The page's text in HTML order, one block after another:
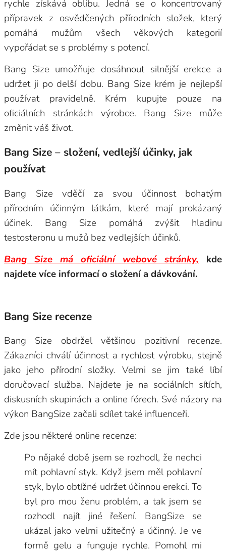
rychle získává oblibu. Jedná se o koncentrovaný
přípravek z osvědčených přírodních složek, který
pomáhá mužům všech věkových kategorií
vypořádat se s problémy s potencí.
Bang Size umožňuje dosáhnout silnější erekce a
udržet ji po delší dobu. Bang Size krém je nejlepší
používat pravidelně. Krém kupujte pouze na
oficiálních stránkách výrobce. Bang Size může
změnit váš život.
Bang Size – složení, vedlejší účinky, jak
používat
Bang Size vděčí za svou účinnost bohatým
přírodním účinným látkám, které mají prokázaný
účinek. Bang Size pomáhá zvýšit hladinu
testosteronu u mužů bez vedlejších účinků.
Bang Size má oficiální webové stránky, kde
najdete více informací o složení a dávkování.
Bang Size recenze
Bang Size obdržel většinou pozitivní recenze.
Zákazníci chválí účinnost a rychlost výrobku, stejně
jako jeho přírodní složky. Velmi se jim také líbí
doručovací služba. Najdete je na sociálních sítích,
diskusních skupinách a online fórech. Své názory na
výkon BangSize začali sdílet také influenceři.
Zde jsou některé online recenze:
Po nějaké době jsem se rozhodl, že nechci
mít pohlavní styk. Když jsem měl pohlavní
styk, bylo obtížné udržet účinnou erekci. To
byl pro mou ženu problém, a tak jsem se
rozhodl najít jiné řešení. BangSize se
ukázal jako velmi užitečný a účinný. Je ve
formě gelu a funguje rychle. Pomohl mi